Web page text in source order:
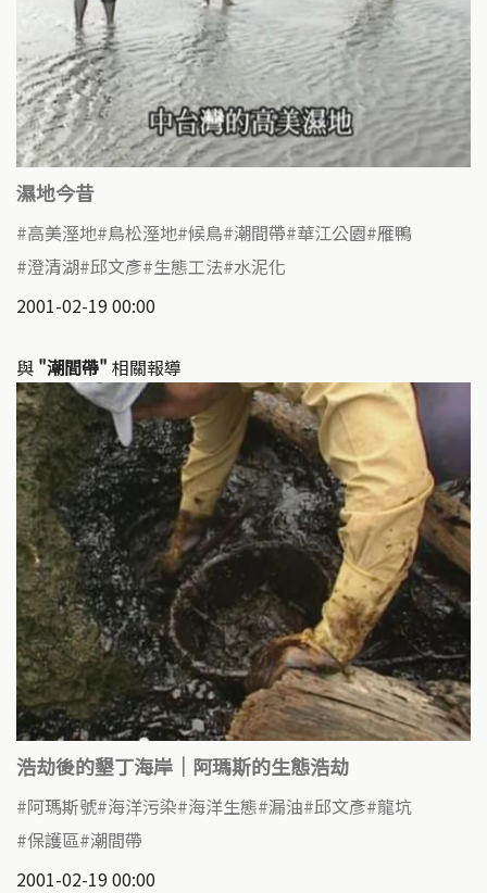
濕地今昔
高美溼地 鳥松溼地 候鳥 潮間帶 華江公園 雁鴨
澄清湖 邱文彥 生態工法 水泥化
2001-02-19 00:00
與 "潮間帶" 相關報導
浩劫後的墾丁海岸｜阿瑪斯的生態浩劫
阿瑪斯號 海洋污染 海洋生態 漏油 邱文彥 龍坑
保護區 潮間帶
2001-02-19 00:00